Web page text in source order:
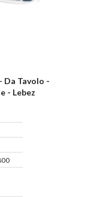
Tavolo -
- Lebez